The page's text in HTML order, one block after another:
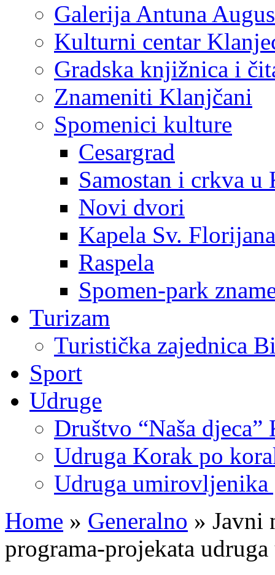
Galerija Antuna
Kulturni centar
Gradska knjižnica i
Znameniti Klanjčani
Spomenici kulture
Cesargrad
Samostan i crkva u
Novi dvori
Kapela Sv. Florijana
Raspela
Spomen-park
Turizam
Turistička zajednica
Sport
Udruge
Društvo “Naša djeca”
Udruga Korak po
Udruga umirovljenika
Home » Generalno » Javni
programa-projekata